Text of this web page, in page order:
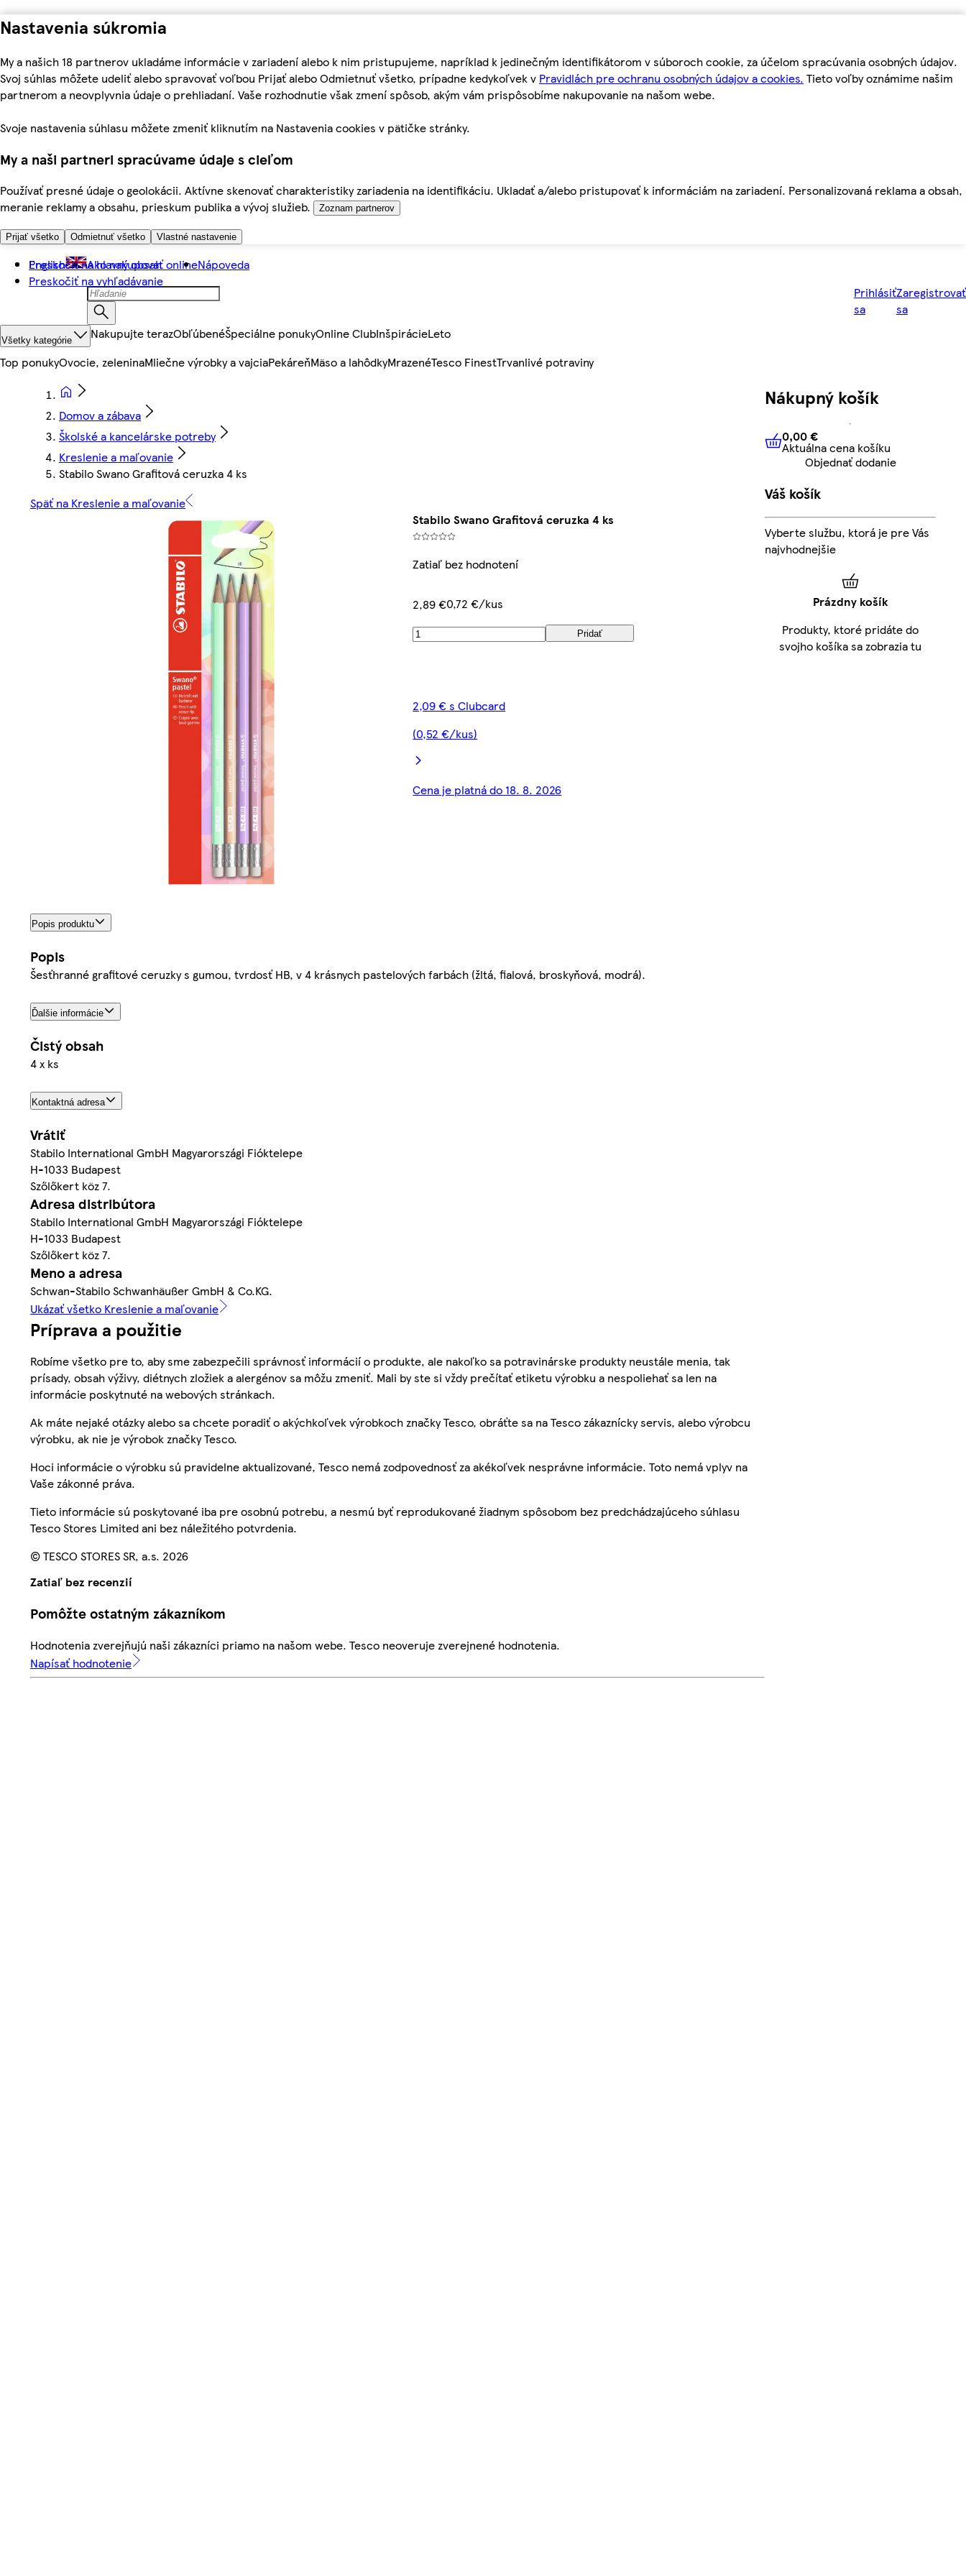
Nastavenia súkromia
My a našich 18 partnerov ukladáme informácie v zariadení alebo k nim pristupujeme, napríklad k jedinečným identifikátorom v súboroch cookie, za účelom spracúvania osobných údajov.
Svoj súhlas môžete udeliť alebo spravovať voľbou Prijať alebo Odmietnuť všetko, prípadne kedykoľvek v Pravidlách pre ochranu osobných údajov a cookies. Tieto voľby oznámime našim
partnerom a neovplyvnia údaje o prehliadaní. Vaše rozhodnutie však zmení spôsob, akým vám prispôsobíme nakupovanie na našom webe.
Svoje nastavenia súhlasu môžete zmeniť kliknutím na Nastavenia cookies v pätičke stránky.
My a naši partneri spracúvame údaje s cieľom
Používať presné údaje o geolokácii. Aktívne skenovať charakteristiky zariadenia na identifikáciu. Ukladať a/alebo pristupovať k informáciám na zariadení. Personalizovaná reklama a obsah,
meranie reklamy a obsahu, prieskum publika a vývoj služieb.
Zoznam partnerov
Prijať všetko Odmietnuť všetko Vlastné nastavenie
Preskočiť na hlavný obsah
Preskočiť na vyhľadávanie
English Ako nakupovať onlineNápoveda
Prihlásiť
sa
Zaregistrovať
sa
Všetky kategórie Nakupujte terazObľúbenéŠpeciálne ponukyOnline ClubInšpirácieLeto
Top ponukyOvocie, zeleninaMliečne výrobky a vajciaPekáreňMäso a lahôdkyMrazenéTesco FinestTrvanlivé potraviny
Domov a zábava
Školské a kancelárske potreby
Kreslenie a maľovanie
Stabilo Swano Grafitová ceruzka 4 ks
Späť na Kreslenie a maľovanie
Stabilo Swano Grafitová ceruzka 4 ks
Zatiaľ bez hodnotení
2,89 €0,72 €/kus
Pridať
2,09 € s Clubcard
(0,52 €/kus)
Cena je platná do 18. 8. 2026
Popis produktu
Popis
Šesťhranné grafitové ceruzky s gumou, tvrdosť HB, v 4 krásnych pastelových farbách (žltá, fialová, broskyňová, modrá).
Ďalšie informácie
Čistý obsah
4 x ks
Kontaktná adresa
Vrátiť
Stabilo International GmbH Magyarországi Fióktelepe
H-1033 Budapest
Szőlőkert köz 7.
Adresa distribútora
Stabilo International GmbH Magyarországi Fióktelepe
H-1033 Budapest
Szőlőkert köz 7.
Meno a adresa
Schwan-Stabilo Schwanhäußer GmbH & Co.KG.
Ukázať všetko Kreslenie a maľovanie
Príprava a použitie
Robíme všetko pre to, aby sme zabezpečili správnosť informácií o produkte, ale nakoľko sa potravinárske produkty neustále menia, tak
prísady, obsah výživy, diétnych zložiek a alergénov sa môžu zmeniť. Mali by ste si vždy prečítať etiketu výrobku a nespoliehať sa len na
informácie poskytnuté na webových stránkach.
Ak máte nejaké otázky alebo sa chcete poradiť o akýchkoľvek výrobkoch značky Tesco, obráťte sa na Tesco zákaznícky servis, alebo výrobcu
výrobku, ak nie je výrobok značky Tesco.
Hoci informácie o výrobku sú pravidelne aktualizované, Tesco nemá zodpovednosť za akékoľvek nesprávne informácie. Toto nemá vplyv na
Vaše zákonné práva.
Tieto informácie sú poskytované iba pre osobnú potrebu, a nesmú byť reprodukované žiadnym spôsobom bez predchádzajúceho súhlasu
Tesco Stores Limited ani bez náležitého potvrdenia.
© TESCO STORES SR, a.s. 2026
Zatiaľ bez recenzií
Pomôžte ostatným zákazníkom
Hodnotenia zverejňujú naši zákazníci priamo na našom webe. Tesco neoveruje zverejnené hodnotenia.
Napísať hodnotenie
Nákupný košík
0,00 € Aktuálna cena košíku
0,00 €
Aktuálna cena košíku
Objednať dodanie
Váš košík
Vyberte službu, ktorá je pre Vás
najvhodnejšie
Prázdny košík
Produkty, ktoré pridáte do
svojho košíka sa zobrazia tu